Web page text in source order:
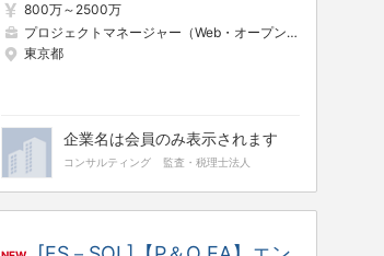
800万～2500万
プロジェクトマネージャー（Web・オープン系）
東京都
企業名は会員のみ表示されます
コンサルティング 監査・税理士法人